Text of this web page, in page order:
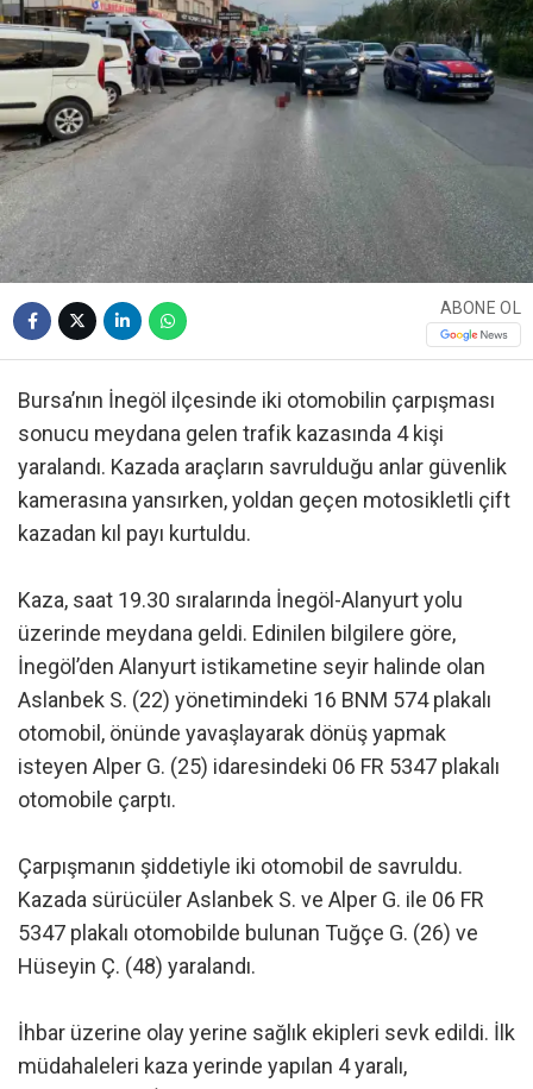
ABONE OL
Bursa’nın İnegöl ilçesinde iki otomobilin çarpışması
sonucu meydana gelen trafik kazasında 4 kişi
yaralandı. Kazada araçların savrulduğu anlar güvenlik
kamerasına yansırken, yoldan geçen motosikletli çift
kazadan kıl payı kurtuldu.
Kaza, saat 19.30 sıralarında İnegöl-Alanyurt yolu
üzerinde meydana geldi. Edinilen bilgilere göre,
İnegöl’den Alanyurt istikametine seyir halinde olan
Aslanbek S. (22) yönetimindeki 16 BNM 574 plakalı
otomobil, önünde yavaşlayarak dönüş yapmak
isteyen Alper G. (25) idaresindeki 06 FR 5347 plakalı
otomobile çarptı.
Çarpışmanın şiddetiyle iki otomobil de savruldu.
Kazada sürücüler Aslanbek S. ve Alper G. ile 06 FR
5347 plakalı otomobilde bulunan Tuğçe G. (26) ve
Hüseyin Ç. (48) yaralandı.
İhbar üzerine olay yerine sağlık ekipleri sevk edildi. İlk
müdahaleleri kaza yerinde yapılan 4 yaralı,